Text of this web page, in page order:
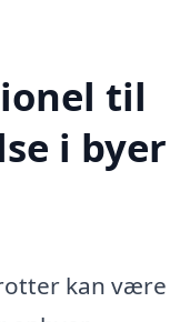
til
i byer
kan være